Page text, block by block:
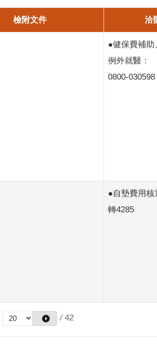
檢附文件 洽
●健保費補助
例外就醫：
0800-030598
●自墊費用核
轉4285
/ 42